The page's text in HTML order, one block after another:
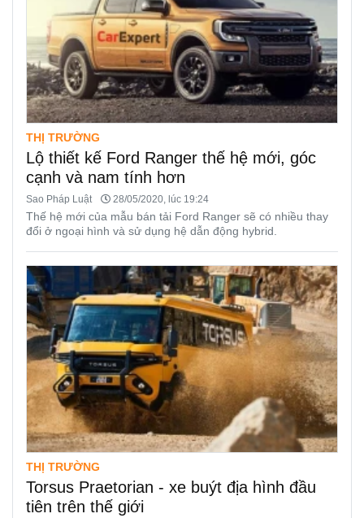
THỊ TRƯỜNG
Lộ thiết kế Ford Ranger thế hệ mới, góc
cạnh và nam tính hơn
Sao Pháp Luật 28/05/2020, lúc 19:24
Thế hệ mới của mẫu bán tải Ford Ranger sẽ có nhiều thay
đổi ở ngoại hình và sử dụng hệ dẫn động hybrid.
THỊ TRƯỜNG
Torsus Praetorian - xe buýt địa hình đầu
tiên trên thế giới